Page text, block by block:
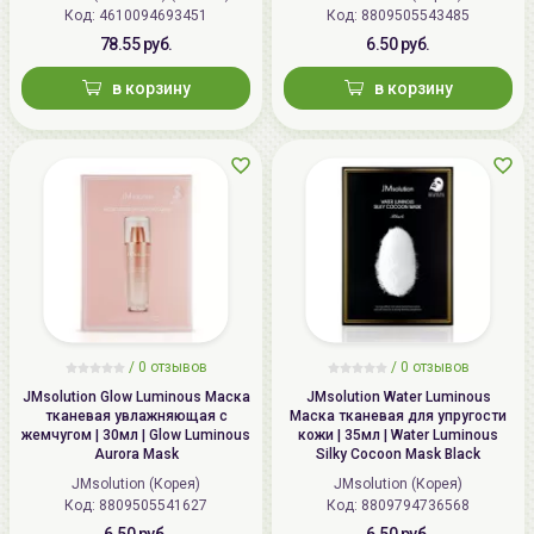
Способ применения: очищения,
тонизированияи использованиясывороткинанесите
маску на лицо, распределите. Снимите спустя 10−20
минут, дайте впитаться остаткам эссенции. При
необходимости завершите процедуру ухода
нанесением
крема
Код: 4610094693451
78.55 руб.
в корзину
Код: 8809505543485
6.50 руб.
в корзину
/ 0 отзывов
JMsolution Glow Luminous Маска
тканевая увлажняющая с
жемчугом | 30мл | Glow Luminous
Aurora Mask
JMsolution (Корея)
Код: 8809505541627
/ 0 отзывов
JMsolution Water Luminous
Маска тканевая для упругости
кожи | 35мл | Water Luminous
Silky Cocoon Mask Black
JMsolution (Корея)
Код: 8809794736568